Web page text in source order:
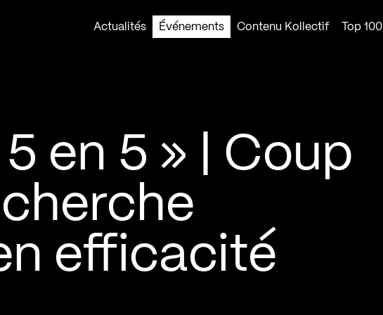
Actualités
Événements Contenu Kollectif Top 100
en 5 » | Coup
efficacité